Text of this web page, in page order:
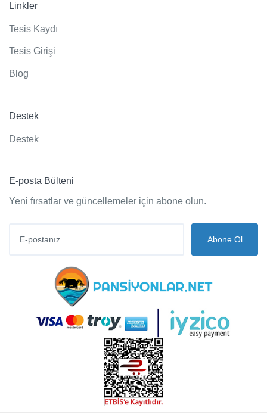
Linkler
Tesis Kaydı
Tesis Girişi
Blog
Destek
Destek
E-posta Bülteni
Yeni fırsatlar ve güncellemeler için abone olun.
Abone Ol